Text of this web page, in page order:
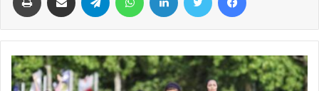
تیم‌داری باشگاه‌ها در بخش زنان خبر داده است، حالا به نظر می‌رسد
باشگاه‌های بزرگ فوتبال ایران به دنبال ورود به بخش زنان هستند./
شماره 887 روزنامه فوتبالز منتشر شد
آخرین اخبار فوتبال زنان و فوتسال زنان را در سایت روزنامه فوتبالز